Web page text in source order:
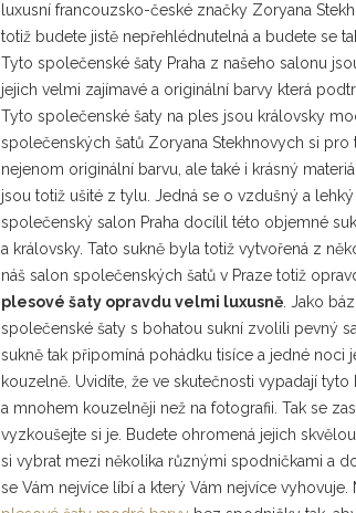
luxusní francouzsko-české značky Zoryana
totiž budete jistě nepřehlédnutelná a budete se
Tyto společenské šaty Praha z našeho salonu
jejich velmi zajímavé a originální barvy která
Tyto společenské šaty na ples jsou královsky
společenských šatů Zoryana Stekhnovych si
nejenom originální barvu, ale také i krásný
jsou totiž ušité z tylu. Jedná se o vzdušný a
společenský salon Praha docílil této objemné
a královsky. Tato sukně byla totiž vytvořená z
náš salon společenských šatů v Praze totiž
plesové šaty opravdu velmi luxusně. Jako
společenské šaty s bohatou sukní zvolili pevný
sukně tak připomíná pohádku tisíce a jedné noci
kouzelně. Uvidíte, že ve skutečnosti vypadají
a mnohem kouzelněji než na fotografii. Tak se
vyzkoušejte si je. Budete ohromená jejich
si vybrat mezi několika různými spodničkami a
se Vám nejvíce líbí a který Vám nejvíce